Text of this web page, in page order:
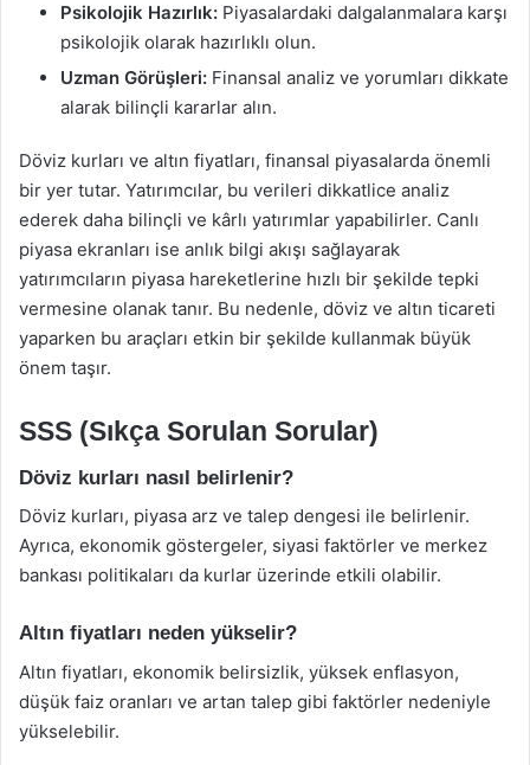
Psikolojik Hazırlık: Piyasalardaki dalgalanmalara karşı
psikolojik olarak hazırlıklı olun.
Uzman Görüşleri: Finansal analiz ve yorumları dikkate
alarak bilinçli kararlar alın.
Döviz kurları ve altın fiyatları, finansal piyasalarda önemli
bir yer tutar. Yatırımcılar, bu verileri dikkatlice analiz
ederek daha bilinçli ve kârlı yatırımlar yapabilirler. Canlı
piyasa ekranları ise anlık bilgi akışı sağlayarak
yatırımcıların piyasa hareketlerine hızlı bir şekilde tepki
vermesine olanak tanır. Bu nedenle, döviz ve altın ticareti
yaparken bu araçları etkin bir şekilde kullanmak büyük
önem taşır.
SSS (Sıkça Sorulan Sorular)
Döviz kurları nasıl belirlenir?
Döviz kurları, piyasa arz ve talep dengesi ile belirlenir.
Ayrıca, ekonomik göstergeler, siyasi faktörler ve merkez
bankası politikaları da kurlar üzerinde etkili olabilir.
Altın fiyatları neden yükselir?
Altın fiyatları, ekonomik belirsizlik, yüksek enflasyon,
düşük faiz oranları ve artan talep gibi faktörler nedeniyle
yükselebilir.